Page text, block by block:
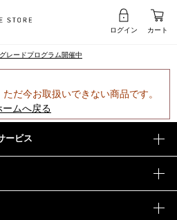
ログイン カート
レードプログラム開催中
だ今お取扱いできない商品です。
ームへ戻る
ービス